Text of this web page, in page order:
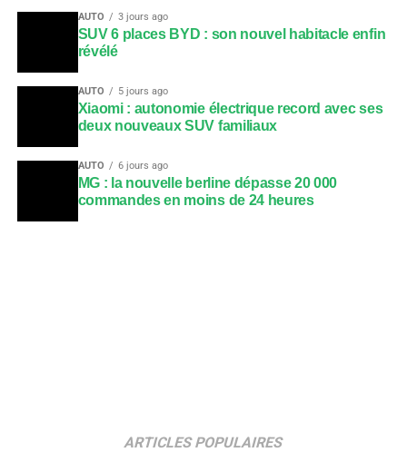
AUTO 3 jours ago
SUV 6 places BYD : son nouvel habitacle enfin
révélé
AUTO 5 jours ago
Xiaomi : autonomie électrique record avec ses
deux nouveaux SUV familiaux
AUTO 6 jours ago
MG : la nouvelle berline dépasse 20 000
commandes en moins de 24 heures
ARTICLES POPULAIRES